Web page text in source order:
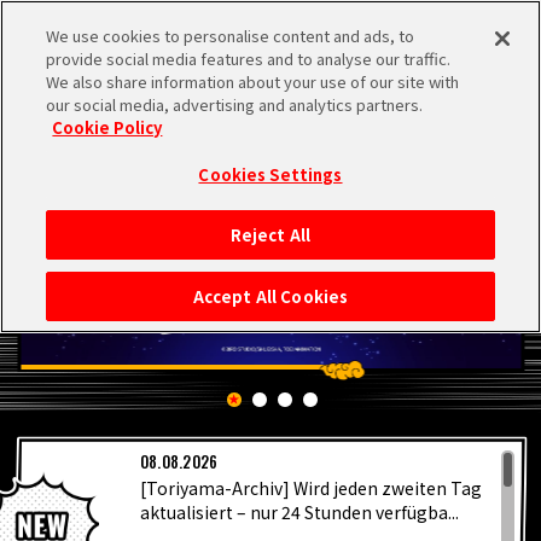
MEN
STARTSEITE
NEUES
HIGHLIGHTS
VIDEOS
08.08.2026
[Toriyama-Archiv] Wird jeden zweiten Tag
aktualisiert – nur 24 Stunden verfügba...
We use cookies to personalise content and ads, to
provide social media features and to analyse our traffic.
We also share information about your use of our site with
our social media, advertising and analytics partners.
Cookie Policy
Cookies Settings
Reject All
Accept All Cookies